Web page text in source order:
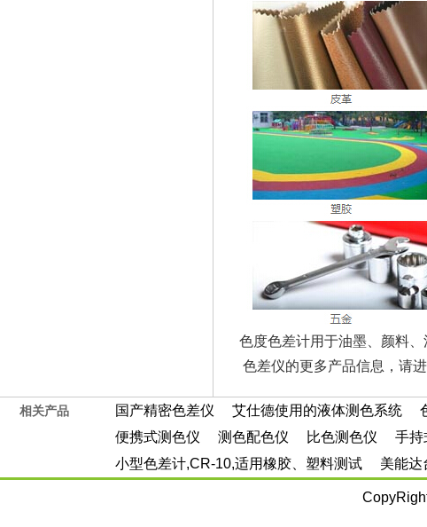
色度色差计用于油墨、颜料
色差仪的更多产品信息，请进
相关产品 国产精密色差仪 艾仕德使用的液体测色系统
便携式测色仪
测色配色仪 比色测色仪 手持
小型色差计,CR-10,适用橡胶、塑料测试
美能达